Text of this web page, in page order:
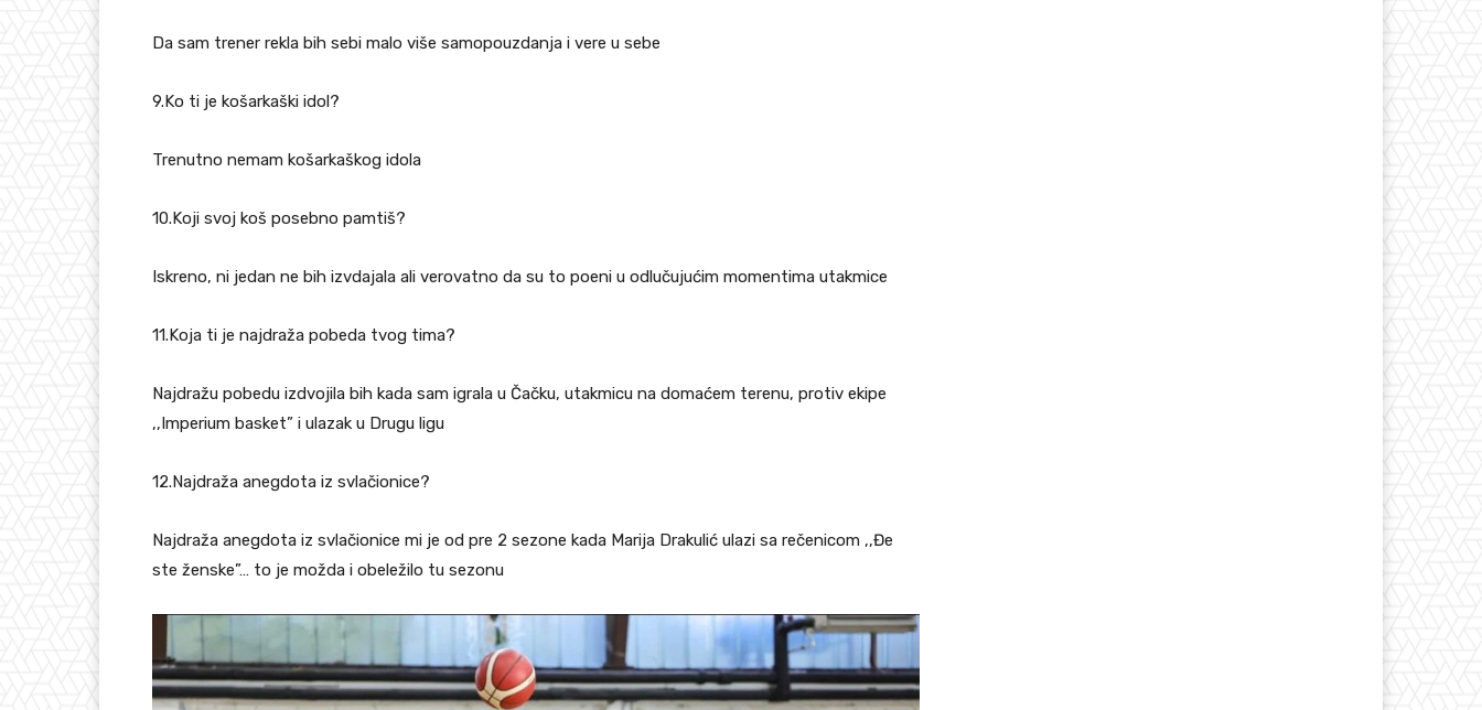
Da sam trener rekla bih sebi malo više samopouzdanja i vere u sebe
9.Ko ti je košarkaški idol?
Trenutno nemam košarkaškog idola
10.Koji svoj koš posebno pamtiš?
Iskreno, ni jedan ne bih izvdajala ali verovatno da su to poeni u odlučujućim momentima utakmice
11.Koja ti je najdraža pobeda tvog tima?
Najdražu pobedu izdvojila bih kada sam igrala u Čačku, utakmicu na domaćem terenu, protiv ekipe
,,Imperium basket” i ulazak u Drugu ligu
12.Najdraža anegdota iz svlačionice?
Najdraža anegdota iz svlačionice mi je od pre 2 sezone kada Marija Drakulić ulazi sa rečenicom ,,Đe
ste ženske”… to je možda i obeležilo tu sezonu